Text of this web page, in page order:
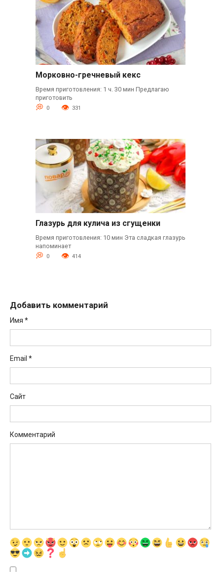
Морковно-гречневый кекс
Время приготовления: 1 ч. 30 мин Предлагаю
приготовить
0 331
Глазурь для кулича из сгущенки
Время приготовления: 10 мин Эта сладкая глазурь
напоминает
0 414
Добавить комментарий
Имя *
Email *
Сайт
Комментарий